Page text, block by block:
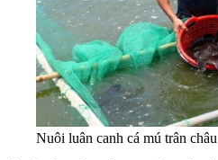
Nuôi luân canh cá mú trân châu